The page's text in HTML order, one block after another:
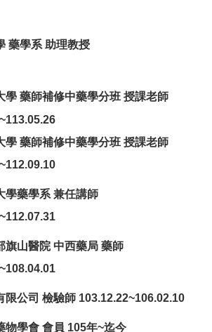
藥學系 助理教授
學 藥師補修中藥學分班 授課老師
學 藥師補修中藥學分班 授課老師
學藥學系 兼任講師
旗山醫院 中西藥局 藥師
限公司 檢驗師 103.12.22~106.02.10
物學會 會員 105年~迄今